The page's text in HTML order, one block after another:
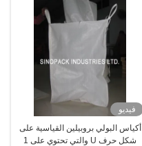
فيديو
أكياس البولي بروبيلين القياسية على
شكل حرف U والتي تحتوي على 1